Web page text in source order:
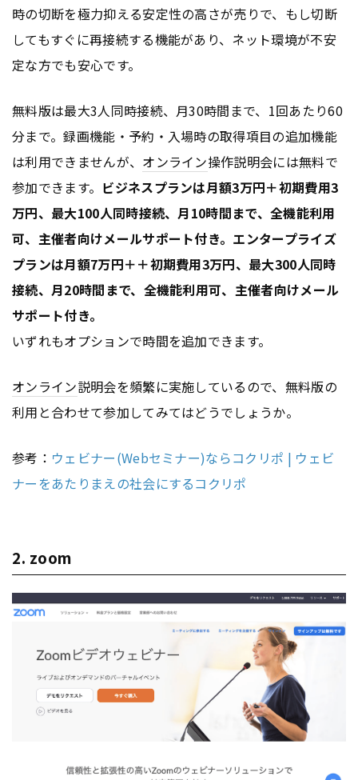
時の切断を極力抑える安定性の高さが売りで、もし切断
してもすぐに再接続する機能があり、ネット環境が不安
定な方でも安心です。
無料版は最大3人同時接続、月30時間まで、1回あたり60
分まで。録画機能・予約・入場時の取得項目の追加機能
は利用できませんが、 オンライン操作説明会には無料で
参加できます。 ビジネスプランは月額3万円＋初期費用3
万円、最大100人同時接続、月10時間まで、全機能利用
可、主催者向けメールサポート付き。エンタープライズ
プランは月額7万円＋＋初期費用3万円、最大300人同時
接続、月20時間まで、全機能利用可、主催者向けメール
サポート付き。
いずれもオプションで時間を追加できます。
オンライン説明会を頻繁に実施しているので、無料版の
利用と合わせて参加してみてはどうでしょうか。
参考： ウェビナー(Webセミナー)ならコクリポ | ウェビ
ナーをあたりまえの社会にするコクリポ
2. zoom